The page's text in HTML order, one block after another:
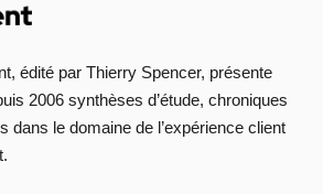
édité par Thierry Spencer, présente
2006 synthèses d’étude, chroniques
dans le domaine de l’expérience client